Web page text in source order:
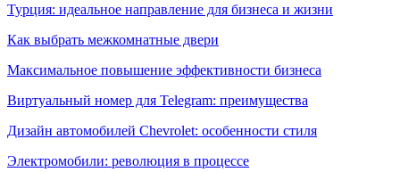
Турция: идеальное направление для бизнеса и жизни
Как выбрать межкомнатные двери
Максимальное повышение эффективности бизнеса
Виртуальный номер для Telegram: преимущества
Дизайн автомобилей Chevrolet: особенности стиля
Электромобили: революция в процессе